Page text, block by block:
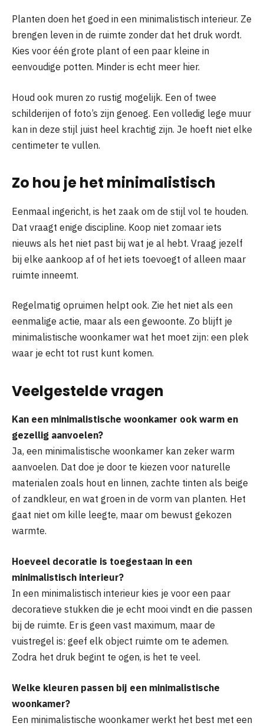
Planten doen het goed in een minimalistisch interieur. Ze
brengen leven in de ruimte zonder dat het druk wordt.
Kies voor één grote plant of een paar kleine in
eenvoudige potten. Minder is echt meer hier.
Houd ook muren zo rustig mogelijk. Een of twee
schilderijen of foto’s zijn genoeg. Een volledig lege muur
kan in deze stijl juist heel krachtig zijn. Je hoeft niet elke
centimeter te vullen.
Zo hou je het minimalistisch
Eenmaal ingericht, is het zaak om de stijl vol te houden.
Dat vraagt enige discipline. Koop niet zomaar iets
nieuws als het niet past bij wat je al hebt. Vraag jezelf
bij elke aankoop af of het iets toevoegt of alleen maar
ruimte inneemt.
Regelmatig opruimen helpt ook. Zie het niet als een
eenmalige actie, maar als een gewoonte. Zo blijft je
minimalistische woonkamer wat het moet zijn: een plek
waar je echt tot rust kunt komen.
Veelgestelde vragen
Kan een minimalistische woonkamer ook warm en
gezellig aanvoelen?
Ja, een minimalistische woonkamer kan zeker warm
aanvoelen. Dat doe je door te kiezen voor naturelle
materialen zoals hout en linnen, zachte tinten als beige
of zandkleur, en wat groen in de vorm van planten. Het
gaat niet om kille leegte, maar om bewust gekozen
warmte.
Hoeveel decoratie is toegestaan in een
minimalistisch interieur?
In een minimalistisch interieur kies je voor een paar
decoratieve stukken die je echt mooi vindt en die passen
bij de ruimte. Er is geen vast maximum, maar de
vuistregel is: geef elk object ruimte om te ademen.
Zodra het druk begint te ogen, is het te veel.
Welke kleuren passen bij een minimalistische
woonkamer?
Een minimalistische woonkamer werkt het best met een